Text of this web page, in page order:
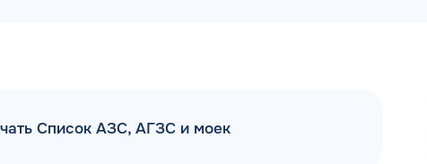
Список АЗС, АГЗС и моек